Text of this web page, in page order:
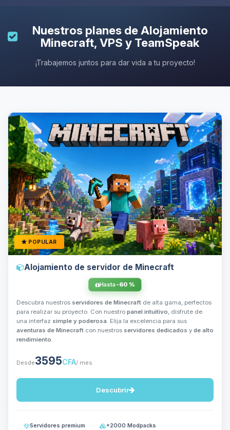
Nuestros planes de Alojamiento
Minecraft, VPS y TeamSpeak
¡Trabajemos juntos para dar vida a tu proyecto!
POPULAR
Alojamiento de servidor de Minecraft
Hasta -60 %
Descubra nuestros servidores de Minecraft de alta gama, perfectos
para realizar su proyecto. Con nuestro panel intuitivo, disfrute de
una interfaz simple y poderosa. Elija la excelencia para sus
aventuras de Minecraft con nuestros servidores dedicados y de alto
rendimiento.
Desde3595CFA/ mes
Descubrir
Servidores premium +2000 Modpacks